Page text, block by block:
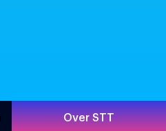
Over STT